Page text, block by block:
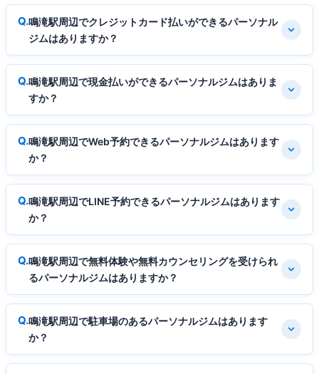
鳴滝駅周辺でクレジットカード払いができるパーソナル
ジムはありますか？
鳴滝駅周辺で現金払いができるパーソナルジムはありま
すか？
鳴滝駅周辺でWeb予約できるパーソナルジムはあります
か？
鳴滝駅周辺でLINE予約できるパーソナルジムはあります
か？
鳴滝駅周辺で無料体験や無料カウンセリングを受けられ
るパーソナルジムはありますか？
鳴滝駅周辺で駐車場のあるパーソナルジムはあります
か？